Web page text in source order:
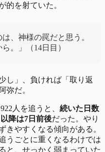
的を射ていた。
、神様の罠だと思う。
。」（14日目）
し」、負ければ「取り返
弥だ。
人を追うと、 続いた日数
降は7日前後だった。やり
きやすくなる傾向がある。
うごとに重くなるわけでは
と、せっかく弱まっていた